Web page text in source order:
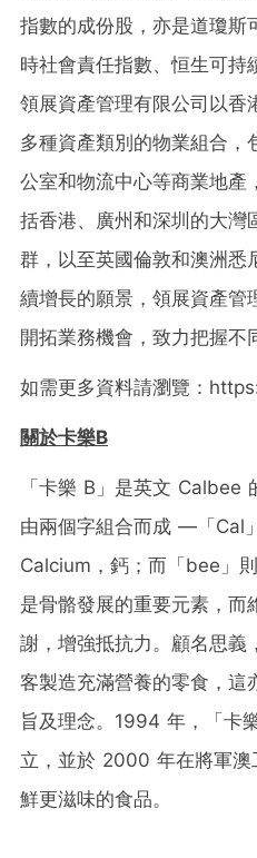
指數的成份股，亦是道瓊斯
時社會責任指數、恒生可持
領展資產管理有限公司以香
多種資產類別的物業組合，
公室和物流中心等商業地產
括香港、廣州和深圳的大灣
群，以至英國倫敦和澳洲悉
續增長的願景，領展資產管
開拓業務機會，致力把握不
如需更多資料請瀏覽：
關於卡樂B
「卡樂 B」是英文 Calbee
由兩個字組合而成 —「Cal
Calcium，鈣；而「bee」
是骨骼發展的重要元素，
謝，增強抵抗力。顧名思義
客製造充滿營養的零食，這
旨及理念。1994 年，「卡
立，並於 2000 年在將軍澳
鮮更滋味的食品。